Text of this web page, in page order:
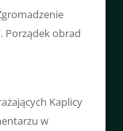
Porządek obrad
Kaplicy
w